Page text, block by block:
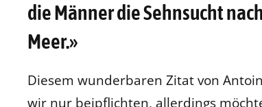
die Männer die Sehnsucht
Meer.»
Diesem wunderbaren Zitat von
wir nur beipflichten, allerdings